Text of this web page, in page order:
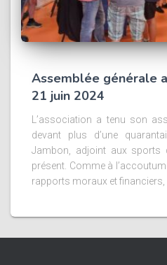
Assemblée générale
21 juin 2024
L’association a tenu son
devant plus d’une
Jambon, adjoint aux sports
présent. Comme à
rapports moraux et